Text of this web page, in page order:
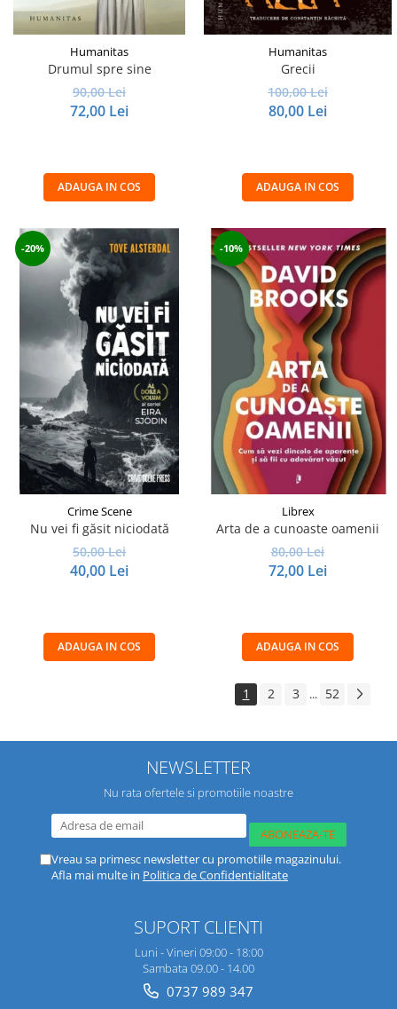
Humanitas
Drumul spre sine
90,00 Lei
72,00 Lei
ADAUGA IN COS
Humanitas
Grecii
100,00 Lei
80,00 Lei
ADAUGA IN COS
-20%
Crime Scene
Nu vei fi găsit niciodată
50,00 Lei
40,00 Lei
ADAUGA IN COS
-10%
Librex
Arta de a cunoaste oamenii
80,00 Lei
72,00 Lei
ADAUGA IN COS
1 2 3 ... 52
NEWSLETTER
Nu rata ofertele si promotiile noastre
Vreau sa primesc newsletter cu promotiile magazinului.
Afla mai multe in Politica de Confidentialitate
SUPORT CLIENTI
Luni - Vineri 09:00 - 18:00
Sambata 09.00 - 14.00
0737 989 347